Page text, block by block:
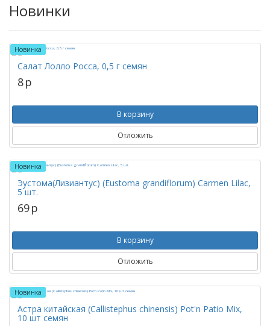
Новинки
Новинка
Салат Лолло Росса, 0,5 г семян
8p
В корзину
Отложить
Новинка
Эустома(Лизиантус) (Eustoma grandiflorum) Carmen Lilac,
5 шт.
69p
В корзину
Отложить
Новинка
Астра китайская (Callistephus chinensis) Pot'n Patio Mix,
10 шт семян